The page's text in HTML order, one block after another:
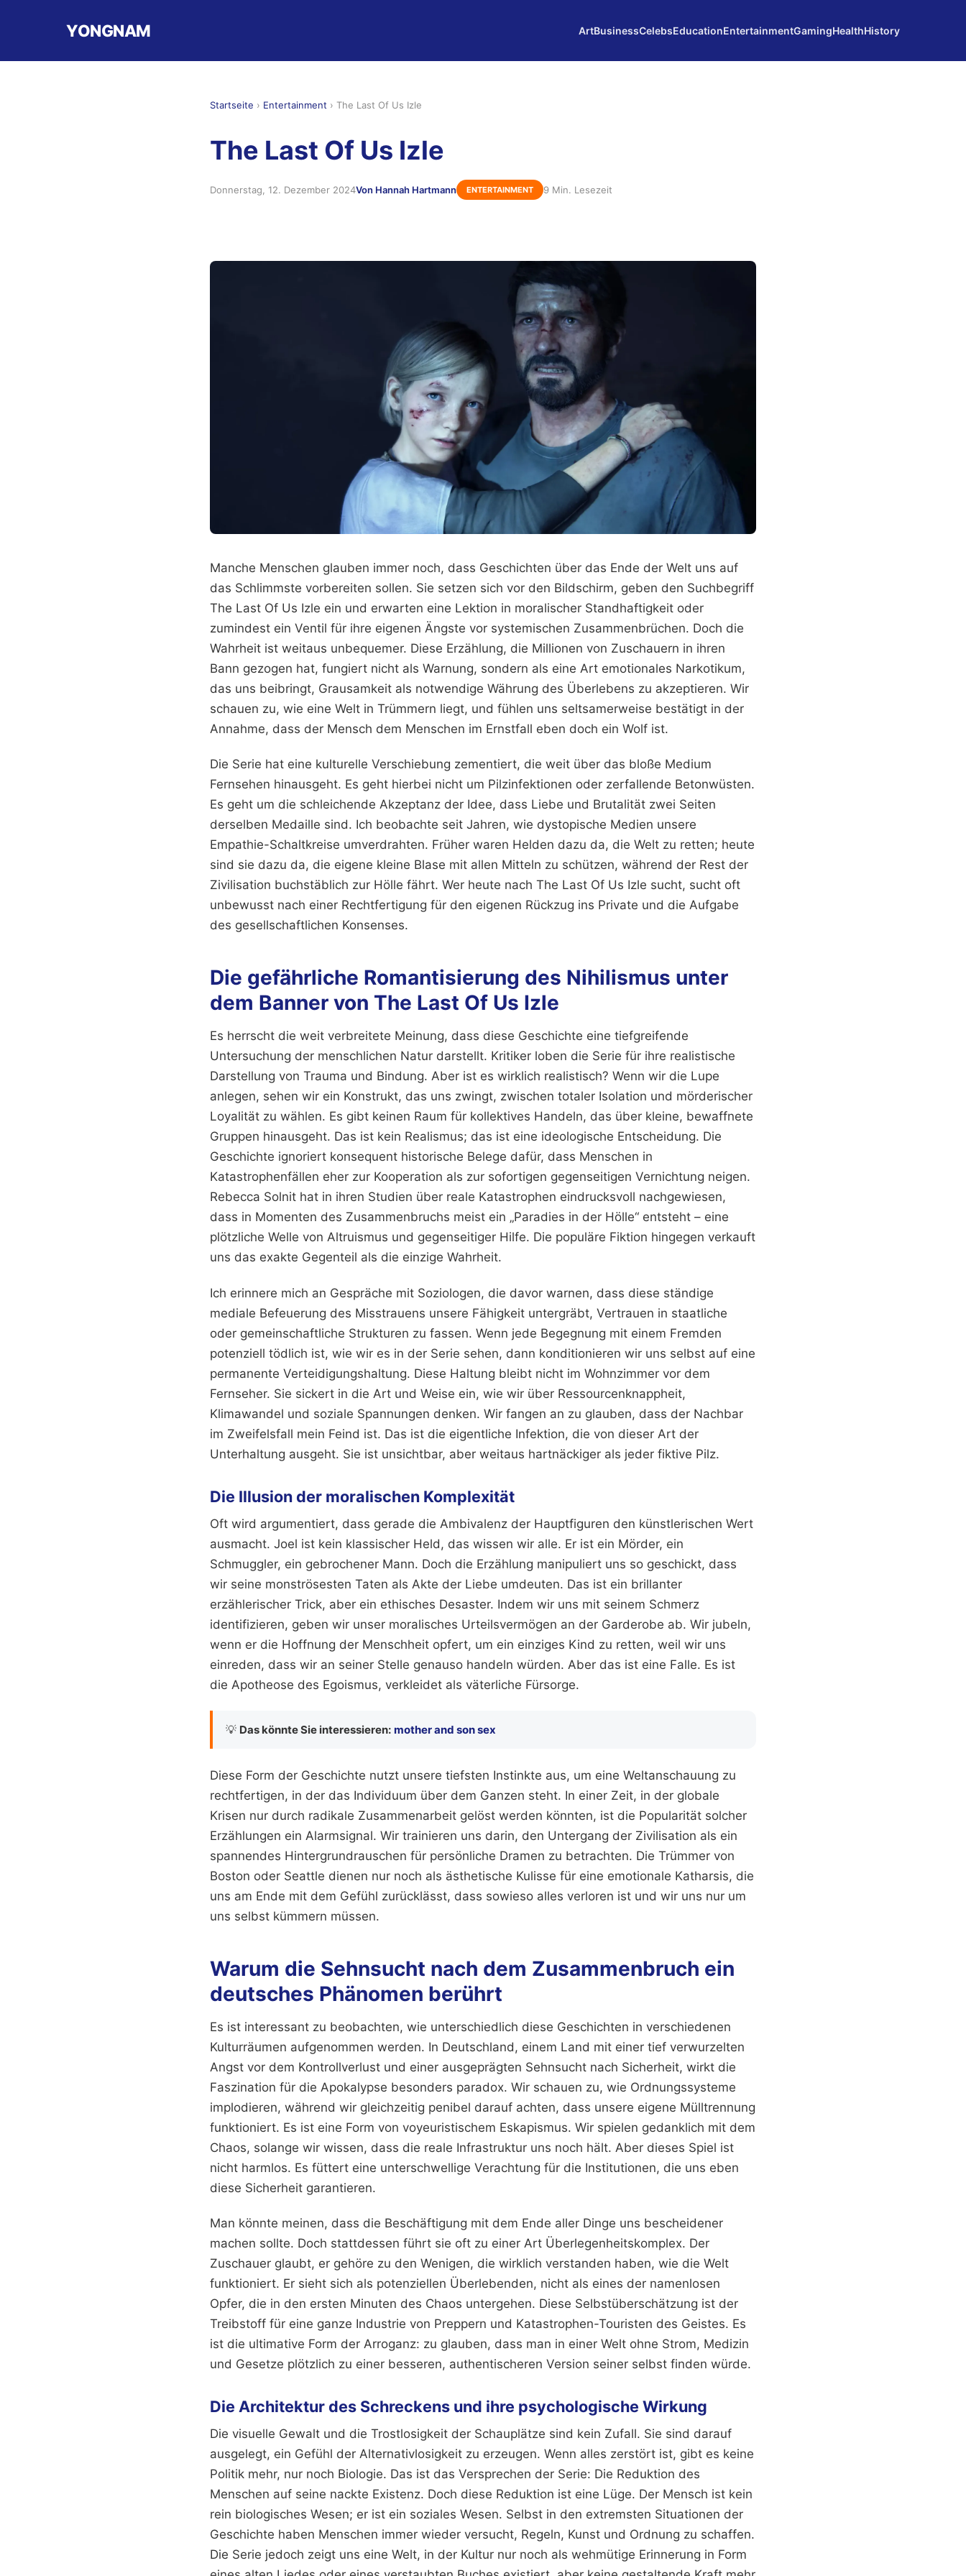
YONGNAM ArtBusinessCelebsEducationEntertainmentGamingHealthHistory
Startseite › Entertainment › The Last Of Us Izle
The Last Of Us Izle
Donnerstag, 12. Dezember 2024Von Hannah Hartmann ENTERTAINMENT 9 Min. Lesezeit
Manche Menschen glauben immer noch, dass Geschichten über das Ende der Welt uns auf
das Schlimmste vorbereiten sollen. Sie setzen sich vor den Bildschirm, geben den Suchbegriff
The Last Of Us Izle ein und erwarten eine Lektion in moralischer Standhaftigkeit oder
zumindest ein Ventil für ihre eigenen Ängste vor systemischen Zusammenbrüchen. Doch die
Wahrheit ist weitaus unbequemer. Diese Erzählung, die Millionen von Zuschauern in ihren
Bann gezogen hat, fungiert nicht als Warnung, sondern als eine Art emotionales Narkotikum,
das uns beibringt, Grausamkeit als notwendige Währung des Überlebens zu akzeptieren. Wir
schauen zu, wie eine Welt in Trümmern liegt, und fühlen uns seltsamerweise bestätigt in der
Annahme, dass der Mensch dem Menschen im Ernstfall eben doch ein Wolf ist.
Die Serie hat eine kulturelle Verschiebung zementiert, die weit über das bloße Medium
Fernsehen hinausgeht. Es geht hierbei nicht um Pilzinfektionen oder zerfallende Betonwüsten.
Es geht um die schleichende Akzeptanz der Idee, dass Liebe und Brutalität zwei Seiten
derselben Medaille sind. Ich beobachte seit Jahren, wie dystopische Medien unsere
Empathie-Schaltkreise umverdrahten. Früher waren Helden dazu da, die Welt zu retten; heute
sind sie dazu da, die eigene kleine Blase mit allen Mitteln zu schützen, während der Rest der
Zivilisation buchstäblich zur Hölle fährt. Wer heute nach The Last Of Us Izle sucht, sucht oft
unbewusst nach einer Rechtfertigung für den eigenen Rückzug ins Private und die Aufgabe
des gesellschaftlichen Konsenses.
Die gefährliche Romantisierung des Nihilismus unter
dem Banner von The Last Of Us Izle
Es herrscht die weit verbreitete Meinung, dass diese Geschichte eine tiefgreifende
Untersuchung der menschlichen Natur darstellt. Kritiker loben die Serie für ihre realistische
Darstellung von Trauma und Bindung. Aber ist es wirklich realistisch? Wenn wir die Lupe
anlegen, sehen wir ein Konstrukt, das uns zwingt, zwischen totaler Isolation und mörderischer
Loyalität zu wählen. Es gibt keinen Raum für kollektives Handeln, das über kleine, bewaffnete
Gruppen hinausgeht. Das ist kein Realismus; das ist eine ideologische Entscheidung. Die
Geschichte ignoriert konsequent historische Belege dafür, dass Menschen in
Katastrophenfällen eher zur Kooperation als zur sofortigen gegenseitigen Vernichtung neigen.
Rebecca Solnit hat in ihren Studien über reale Katastrophen eindrucksvoll nachgewiesen,
dass in Momenten des Zusammenbruchs meist ein „Paradies in der Hölle“ entsteht – eine
plötzliche Welle von Altruismus und gegenseitiger Hilfe. Die populäre Fiktion hingegen verkauft
uns das exakte Gegenteil als die einzige Wahrheit.
Ich erinnere mich an Gespräche mit Soziologen, die davor warnen, dass diese ständige
mediale Befeuerung des Misstrauens unsere Fähigkeit untergräbt, Vertrauen in staatliche
oder gemeinschaftliche Strukturen zu fassen. Wenn jede Begegnung mit einem Fremden
potenziell tödlich ist, wie wir es in der Serie sehen, dann konditionieren wir uns selbst auf eine
permanente Verteidigungshaltung. Diese Haltung bleibt nicht im Wohnzimmer vor dem
Fernseher. Sie sickert in die Art und Weise ein, wie wir über Ressourcenknappheit,
Klimawandel und soziale Spannungen denken. Wir fangen an zu glauben, dass der Nachbar
im Zweifelsfall mein Feind ist. Das ist die eigentliche Infektion, die von dieser Art der
Unterhaltung ausgeht. Sie ist unsichtbar, aber weitaus hartnäckiger als jeder fiktive Pilz.
Die Illusion der moralischen Komplexität
Oft wird argumentiert, dass gerade die Ambivalenz der Hauptfiguren den künstlerischen Wert
ausmacht. Joel ist kein klassischer Held, das wissen wir alle. Er ist ein Mörder, ein
Schmuggler, ein gebrochener Mann. Doch die Erzählung manipuliert uns so geschickt, dass
wir seine monströsesten Taten als Akte der Liebe umdeuten. Das ist ein brillanter
erzählerischer Trick, aber ein ethisches Desaster. Indem wir uns mit seinem Schmerz
identifizieren, geben wir unser moralisches Urteilsvermögen an der Garderobe ab. Wir jubeln,
wenn er die Hoffnung der Menschheit opfert, um ein einziges Kind zu retten, weil wir uns
einreden, dass wir an seiner Stelle genauso handeln würden. Aber das ist eine Falle. Es ist
die Apotheose des Egoismus, verkleidet als väterliche Fürsorge.
💡 Das könnte Sie interessieren: mother and son sex
Diese Form der Geschichte nutzt unsere tiefsten Instinkte aus, um eine Weltanschauung zu
rechtfertigen, in der das Individuum über dem Ganzen steht. In einer Zeit, in der globale
Krisen nur durch radikale Zusammenarbeit gelöst werden könnten, ist die Popularität solcher
Erzählungen ein Alarmsignal. Wir trainieren uns darin, den Untergang der Zivilisation als ein
spannendes Hintergrundrauschen für persönliche Dramen zu betrachten. Die Trümmer von
Boston oder Seattle dienen nur noch als ästhetische Kulisse für eine emotionale Katharsis, die
uns am Ende mit dem Gefühl zurücklässt, dass sowieso alles verloren ist und wir uns nur um
uns selbst kümmern müssen.
Warum die Sehnsucht nach dem Zusammenbruch ein
deutsches Phänomen berührt
Es ist interessant zu beobachten, wie unterschiedlich diese Geschichten in verschiedenen
Kulturräumen aufgenommen werden. In Deutschland, einem Land mit einer tief verwurzelten
Angst vor dem Kontrollverlust und einer ausgeprägten Sehnsucht nach Sicherheit, wirkt die
Faszination für die Apokalypse besonders paradox. Wir schauen zu, wie Ordnungssysteme
implodieren, während wir gleichzeitig penibel darauf achten, dass unsere eigene Mülltrennung
funktioniert. Es ist eine Form von voyeuristischem Eskapismus. Wir spielen gedanklich mit dem
Chaos, solange wir wissen, dass die reale Infrastruktur uns noch hält. Aber dieses Spiel ist
nicht harmlos. Es füttert eine unterschwellige Verachtung für die Institutionen, die uns eben
diese Sicherheit garantieren.
Man könnte meinen, dass die Beschäftigung mit dem Ende aller Dinge uns bescheidener
machen sollte. Doch stattdessen führt sie oft zu einer Art Überlegenheitskomplex. Der
Zuschauer glaubt, er gehöre zu den Wenigen, die wirklich verstanden haben, wie die Welt
funktioniert. Er sieht sich als potenziellen Überlebenden, nicht als eines der namenlosen
Opfer, die in den ersten Minuten des Chaos untergehen. Diese Selbstüberschätzung ist der
Treibstoff für eine ganze Industrie von Preppern und Katastrophen-Touristen des Geistes. Es
ist die ultimative Form der Arroganz: zu glauben, dass man in einer Welt ohne Strom, Medizin
und Gesetze plötzlich zu einer besseren, authentischeren Version seiner selbst finden würde.
Die Architektur des Schreckens und ihre psychologische Wirkung
Die visuelle Gewalt und die Trostlosigkeit der Schauplätze sind kein Zufall. Sie sind darauf
ausgelegt, ein Gefühl der Alternativlosigkeit zu erzeugen. Wenn alles zerstört ist, gibt es keine
Politik mehr, nur noch Biologie. Das ist das Versprechen der Serie: Die Reduktion des
Menschen auf seine nackte Existenz. Doch diese Reduktion ist eine Lüge. Der Mensch ist kein
rein biologisches Wesen; er ist ein soziales Wesen. Selbst in den extremsten Situationen der
Geschichte haben Menschen immer wieder versucht, Regeln, Kunst und Ordnung zu schaffen.
Die Serie jedoch zeigt uns eine Welt, in der Kultur nur noch als wehmütige Erinnerung in Form